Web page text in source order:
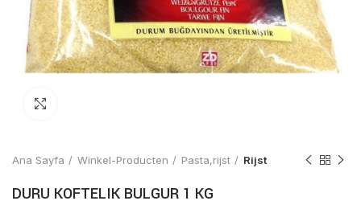
Ana Sayfa Winkel-Producten Pasta,rijst Rijst
DURU KOFTELIK BULGUR 1 KG